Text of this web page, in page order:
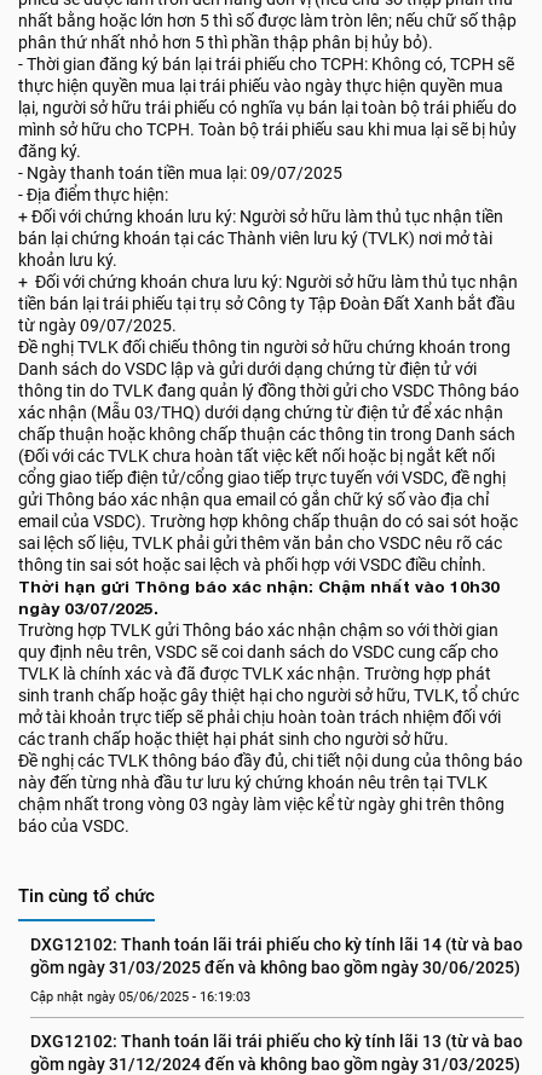
nhất bằng hoặc lớn hơn 5 thì số được làm tròn lên; nếu chữ số thập
phân thứ nhất nhỏ hơn 5 thì phần thập phân bị hủy bỏ).
- Thời gian đăng ký bán lại trái phiếu cho TCPH: Không có, TCPH sẽ
thực hiện quyền mua lại trái phiếu vào ngày thực hiện quyền mua
lại, người sở hữu trái phiếu có nghĩa vụ bán lại toàn bộ trái phiếu do
mình sở hữu cho TCPH. Toàn bộ trái phiếu sau khi mua lại sẽ bị hủy
đăng ký.
- Ngày thanh toán tiền mua lại: 09/07/2025
- Địa điểm thực hiện:
+ Đối với chứng khoán lưu ký: Người sở hữu làm thủ tục nhận tiền
bán lại chứng khoán tại các Thành viên lưu ký (TVLK) nơi mở tài
khoản lưu ký.
+ Đối với chứng khoán chưa lưu ký: Người sở hữu làm thủ tục nhận
tiền bán lại trái phiếu tại trụ sở Công ty Tập Đoàn Đất Xanh bắt đầu
từ ngày 09/07/2025.
Đề nghị TVLK đối chiếu thông tin người sở hữu chứng khoán trong
Danh sách do VSDC lập và gửi dưới dạng chứng từ điện tử với
thông tin do TVLK đang quản lý đồng thời gửi cho VSDC Thông báo
xác nhận (Mẫu 03/THQ) dưới dạng chứng từ điện tử để xác nhận
chấp thuận hoặc không chấp thuận các thông tin trong Danh sách
(Đối với các TVLK chưa hoàn tất việc kết nối hoặc bị ngắt kết nối
cổng giao tiếp điện tử/cổng giao tiếp trực tuyến với VSDC, đề nghị
gửi Thông báo xác nhận qua email có gắn chữ ký số vào địa chỉ
email của VSDC). Trường hợp không chấp thuận do có sai sót hoặc
sai lệch số liệu, TVLK phải gửi thêm văn bản cho VSDC nêu rõ các
thông tin sai sót hoặc sai lệch và phối hợp với VSDC điều chỉnh.
Thời hạn gửi Thông báo xác nhận: Chậm nhất vào 10h30
ngày 03/07/2025.
Trường hợp TVLK gửi Thông báo xác nhận chậm so với thời gian
quy định nêu trên, VSDC sẽ coi danh sách do VSDC cung cấp cho
TVLK là chính xác và đã được TVLK xác nhận. Trường hợp phát
sinh tranh chấp hoặc gây thiệt hại cho người sở hữu, TVLK, tổ chức
mở tài khoản trực tiếp sẽ phải chịu hoàn toàn trách nhiệm đối với
các tranh chấp hoặc thiệt hại phát sinh cho người sở hữu.
Đề nghị các TVLK thông báo đầy đủ, chi tiết nội dung của thông báo
này đến từng nhà đầu tư lưu ký chứng khoán nêu trên tại TVLK
chậm nhất trong vòng 03 ngày làm việc kể từ ngày ghi trên thông
báo của VSDC.
Tin cùng tổ chức
DXG12102: Thanh toán lãi trái phiếu cho kỳ tính lãi 14 (từ và bao
gồm ngày 31/03/2025 đến và không bao gồm ngày 30/06/2025)
Cập nhật ngày 05/06/2025 - 16:19:03
DXG12102: Thanh toán lãi trái phiếu cho kỳ tính lãi 13 (từ và bao
gồm ngày 31/12/2024 đến và không bao gồm ngày 31/03/2025)